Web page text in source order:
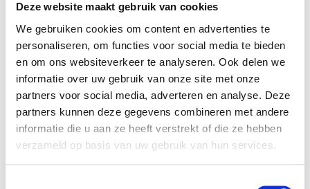
Deze website maakt gebruik van cookies
We gebruiken cookies om content en advertenties te
personaliseren, om functies voor social media te bieden
en om ons websiteverkeer te analyseren. Ook delen we
informatie over uw gebruik van onze site met onze
partners voor social media, adverteren en analyse. Deze
partners kunnen deze gegevens combineren met andere
informatie die u aan ze heeft verstrekt of die ze hebben
verzameld op basis van uw gebruik van hun services.
开胃菜